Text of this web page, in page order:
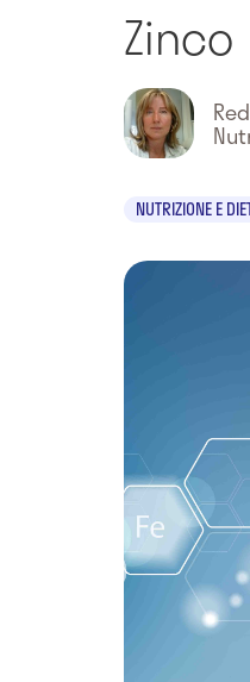
Zinco
NUTRIZIONE E